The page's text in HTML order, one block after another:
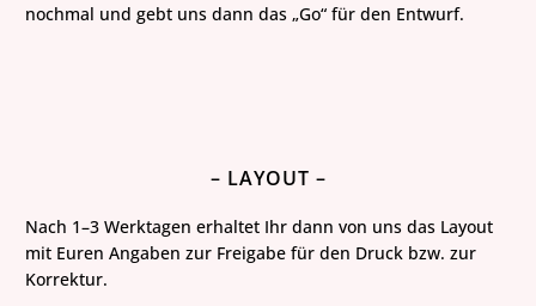
nochmal und gebt uns dann das „Go“ für den Entwurf.
– LAYOUT –
Nach 1–3 Werktagen erhaltet Ihr dann von uns das Layout
mit Euren Angaben zur Freigabe für den Druck bzw. zur
Korrektur.